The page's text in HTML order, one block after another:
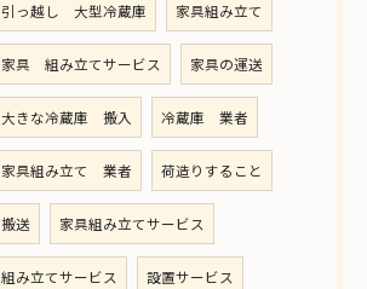
引っ越し 大型冷蔵庫 家具組み立て
家具 組み立てサービス 家具の運送
大きな冷蔵庫 搬入 冷蔵庫 業者
家具組み立て 業者 荷造りすること
搬送 家具組み立てサービス
組み立てサービス 設置サービス